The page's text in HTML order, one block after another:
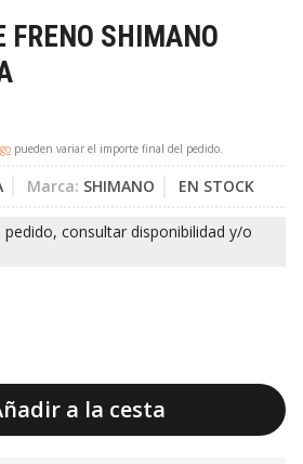
FRENO SHIMANO
pueden variar el importe final del pedido.
Marca: SHIMANO EN STOCK
a la cesta